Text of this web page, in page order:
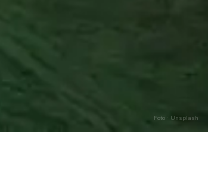
Foto · Unsplash